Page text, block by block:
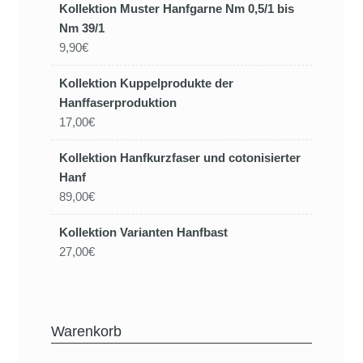
Kollektion Muster Hanfgarne Nm 0,5/1 bis
Nm 39/1
9,90€
Kollektion Kuppelprodukte der
Hanffaserproduktion
17,00€
Kollektion Hanfkurzfaser und cotonisierter
Hanf
89,00€
Kollektion Varianten Hanfbast
27,00€
Warenkorb